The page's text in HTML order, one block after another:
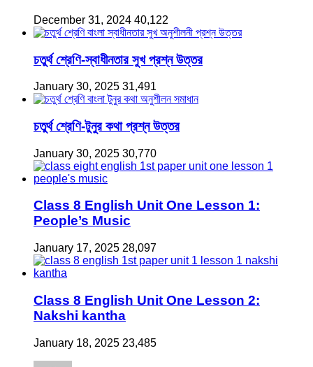
December 31, 2024 40,122
চতুর্থ শ্রেণি-স্বাধীনতার সুখ প্রশ্ন উত্তর
January 30, 2025 31,491
চতুর্থ শ্রেণি-টুনুর কথা প্রশ্ন উত্তর
January 30, 2025 30,770
Class 8 English Unit One Lesson 1:
People’s Music
January 17, 2025 28,097
Class 8 English Unit One Lesson 2:
Nakshi kantha
January 18, 2025 23,485